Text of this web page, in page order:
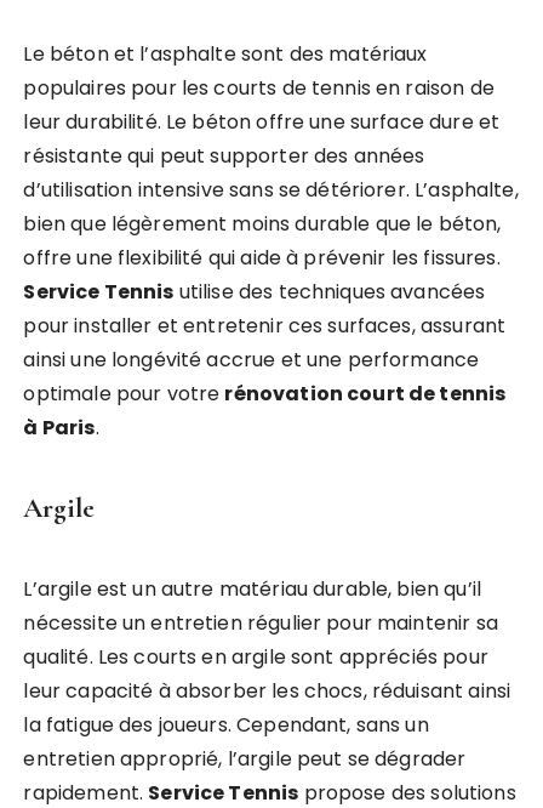
Le béton et l’asphalte sont des matériaux
populaires pour les courts de tennis en raison de
leur durabilité. Le béton offre une surface dure et
résistante qui peut supporter des années
d’utilisation intensive sans se détériorer. L’asphalte,
bien que légèrement moins durable que le béton,
offre une flexibilité qui aide à prévenir les fissures.
Service Tennis utilise des techniques avancées
pour installer et entretenir ces surfaces, assurant
ainsi une longévité accrue et une performance
optimale pour votre rénovation court de tennis
à Paris.
Argile
L’argile est un autre matériau durable, bien qu’il
nécessite un entretien régulier pour maintenir sa
qualité. Les courts en argile sont appréciés pour
leur capacité à absorber les chocs, réduisant ainsi
la fatigue des joueurs. Cependant, sans un
entretien approprié, l’argile peut se dégrader
rapidement. Service Tennis propose des solutions